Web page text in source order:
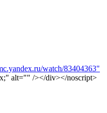
watch/83404363"
alt="" /></div></noscript>